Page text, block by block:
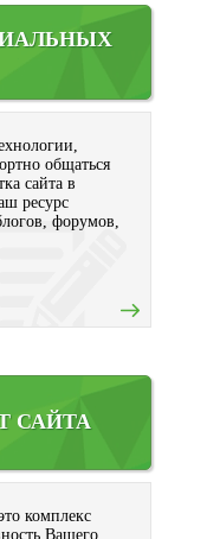
общаться
сайта в
ресурс
форумов,
САЙТА
комплекс
Вашего